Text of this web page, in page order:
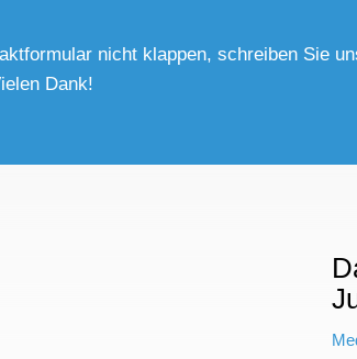
nicht klappen, schreiben Sie
Dank!